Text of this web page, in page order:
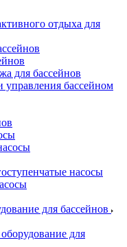
отдыха для
для бассейнов
управления бассейном
насосы
для бассейнов
для